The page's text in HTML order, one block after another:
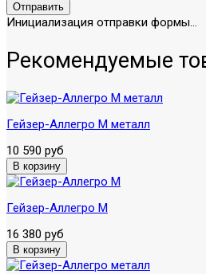
Отправить
Инициализация отправки формы...
Рекомендуемые
Гейзер-Аллегро М металл
10 590 руб
Гейзер-Аллегро М
16 380 руб